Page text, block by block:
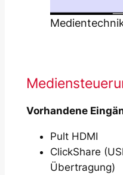
Vorhandene
Pult HDMI
ClickShare
Übertragung)